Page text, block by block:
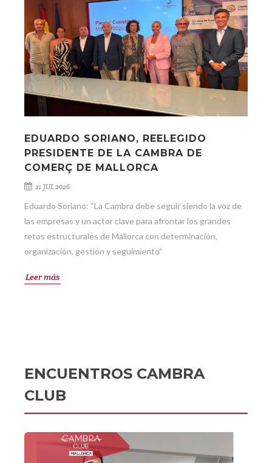
EDUARDO SORIANO, REELEGIDO
PRESIDENTE DE LA CAMBRA DE
COMERÇ DE MALLORCA
21 JUL 2026
Eduardo Soriano: “La Cambra debe seguir siendo la voz de
las empresas y un actor clave para afrontar los grandes
retos estructurales de Mallorca con determinación,
organización, gestión y seguimiento”
Leer más
ENCUENTROS CAMBRA
CLUB